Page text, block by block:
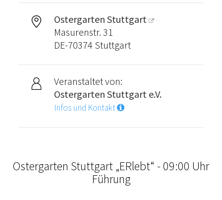
Ostergarten Stuttgart
Masurenstr. 31
DE-70374 Stuttgart
Veranstaltet von:
Ostergarten Stuttgart e.V.
Infos und Kontakt
Ostergarten Stuttgart „ERlebt“ - 09:00 Uhr
Führung